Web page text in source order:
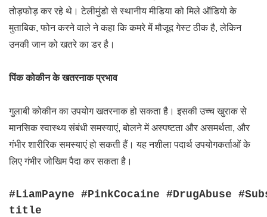
तोड़फोड़ कर रहे थे। टेलीमुंडो से स्थानीय मीडिया को मिले ऑडियो के
मुताबिक, फोन करने वाले ने कहा कि कमरे में मौजूद गेस्ट ठीक है, लेकिन
उनकी जान को खतरे का डर है।
पिंक कोकीन के खतरनाक प्रभाव
गुलाबी कोकीन का उपयोग खतरनाक हो सकता है। इसकी उच्च खुराक से
मानसिक स्वास्थ्य संबंधी समस्याएं, बोलने में अस्पष्टता और असमर्थता, और
गंभीर शारीरिक समस्याएं हो सकती हैं। यह नशीला पदार्थ उपयोगकर्ताओं के
लिए गंभीर जोखिम पैदा कर सकता है।
#LiamPayne #PinkCocaine #DrugAbuse
title